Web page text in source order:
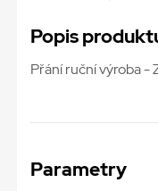
Popis
Přání ruční výroba -
Parametry